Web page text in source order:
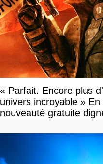
« Parfait. Encore plus
univers incroyable »
nouveauté gratuite